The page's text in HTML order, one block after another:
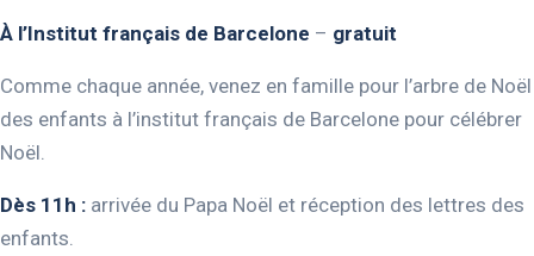
À l’Institut français de Barcelone – gratuit
Comme chaque année, venez en famille pour l’arbre de Noël
des enfants à l’institut français de Barcelone pour célébrer
Noël.
Dès 11h : arrivée du Papa Noël et réception des lettres des
enfants.